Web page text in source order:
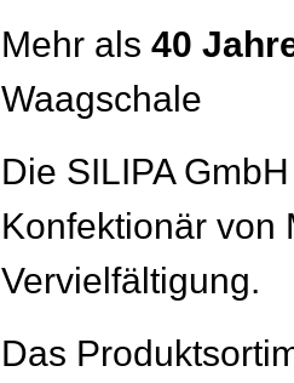
Mehr als 40
Waagschale
Die SILIPA
Konfektionär von
Vervielfältigung.
Das